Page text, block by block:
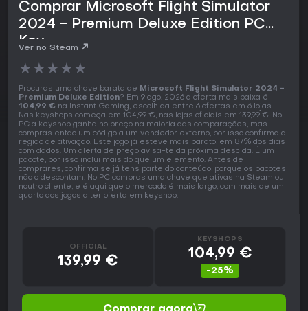
Comprar Microsoft Flight Simulator
2024 - Premium Deluxe Edition PC
Key
Ver no Steam
★★★★★
Procuras uma chave barata de Microsoft Flight Simulator 2024 -
Premium Deluxe Edition? Em 9 ago. 2026 a oferta mais baixa é
104,99 € na Instant Gaming, escolhida entre 6 ofertas em 6 lojas.
Nas keyshops começa em 104,99 €, nas lojas oficiais em 139,99 €. No
PC a keyshop ganha no preço na maioria das comparações, mas
compras então um código a um vendedor externo, por isso confirma a
região de ativação. Este jogo já esteve mais barato, em 87% dos dias
com dados. Um alerta de preço avisa-te da próxima descida. É um
pacote, por isso inclui mais do que um elemento. Antes de
comprares, confirma se já tens parte do conteúdo, porque os pacotes
não o descontam. No PC compras uma chave que ativas na Steam ou
noutro cliente, e é aqui que o mercado é mais largo, com mais de um
quarto dos jogos a ter oferta em keyshop.
OFFICIAL
139,99 €
KEYSHOPS
104,99 €
-25%